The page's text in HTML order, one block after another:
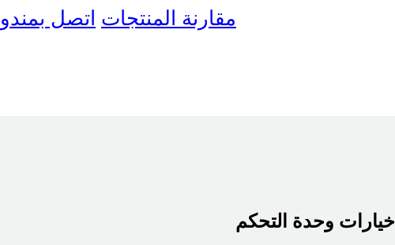
مقارنة المنتجات اتصل
خيارات وحدة التحكم